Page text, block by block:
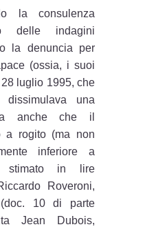
la consulenza
delle indagini
la denuncia per
(ossia, i suoi
luglio 1995, che
una
anche che il
a rogito (ma non
inferiore a
stimato in lire
Roveroni,
10 di parte
Jean Dubois,